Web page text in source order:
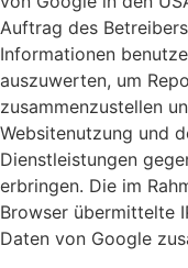
Auftrag des
Informationen
auszuwerten, um
zusammenzustellen
Websitenutzung und
Dienstleistungen
erbringen. Die im
Browser übermittelte
Daten von Google